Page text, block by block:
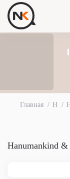
Главная H
Hanumankind